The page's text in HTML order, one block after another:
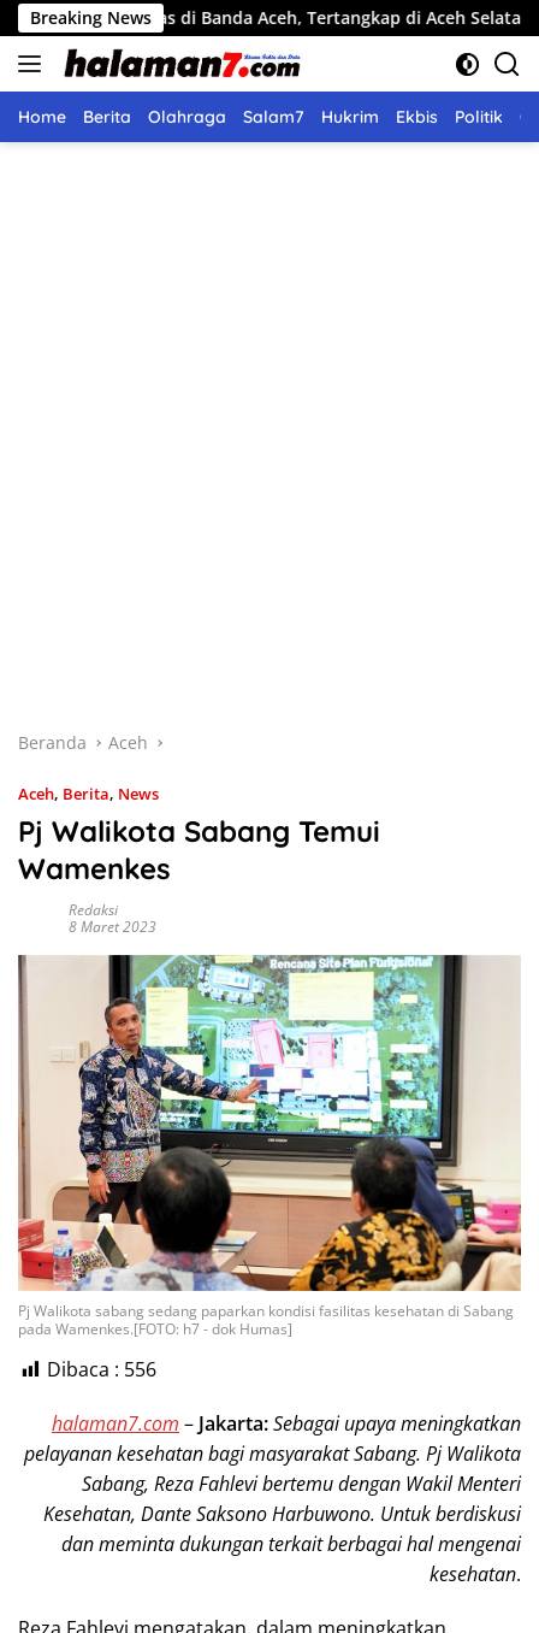
Langsung
ke
konten
Breaking News
di Banda Aceh, Tertangkap di Aceh Selatan
Home Berita Olahraga Salam7 Hukrim Ekbis Politik
Beranda Aceh
Aceh, Berita, News
Pj Walikota Sabang Temui
Wamenkes
Redaksi
8 Maret 2023
Pj Walikota sabang sedang paparkan kondisi fasilitas kesehatan di Sabang
pada Wamenkes.[FOTO: h7 - dok Humas]
Dibaca : 556
halaman7.com – Jakarta:Sebagai upaya meningkatkan
pelayanan kesehatan bagi masyarakat Sabang. Pj Walikota
Sabang, Reza Fahlevi bertemu dengan Wakil Menteri
Kesehatan, Dante Saksono Harbuwono. Untuk berdiskusi
dan meminta dukungan terkait berbagai hal mengenai
kesehatan.